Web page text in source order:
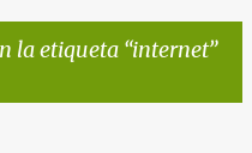
la etiqueta internet